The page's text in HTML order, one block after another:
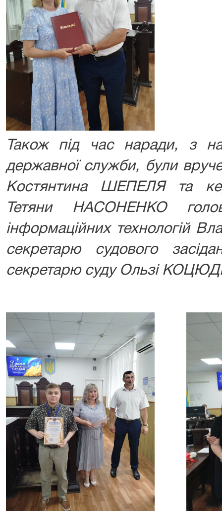
Також під час наради, з
державної служби, були
Костянтина ШЕПЕЛЯ та
Тетяни НАСОНЕНКО
інформаційних технологій
секретарю судового
секретарю суду Ользі